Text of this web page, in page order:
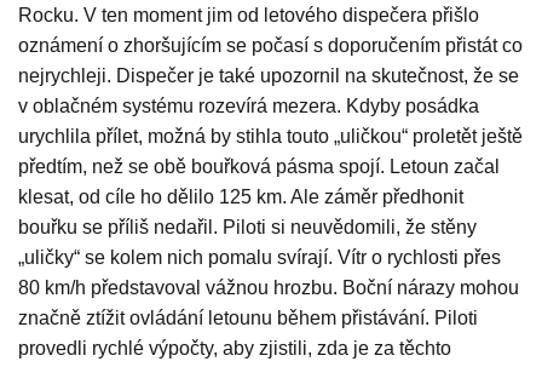
Rocku. V ten moment jim od letového dispečera přišlo
oznámení o zhoršujícím se počasí s doporučením přistát co
nejrychleji. Dispečer je také upozornil na skutečnost, že se
v oblačném systému rozevírá mezera. Kdyby posádka
urychlila přílet, možná by stihla touto „uličkou“ proletět ještě
předtím, než se obě bouřková pásma spojí. Letoun začal
klesat, od cíle ho dělilo 125 km. Ale záměr předhonit
bouřku se příliš nedařil. Piloti si neuvědomili, že stěny
„uličky“ se kolem nich pomalu svírají. Vítr o rychlosti přes
80 km/h představoval vážnou hrozbu. Boční nárazy mohou
značně ztížit ovládání letounu během přistávání. Piloti
provedli rychlé výpočty, aby zjistili, zda je za těchto